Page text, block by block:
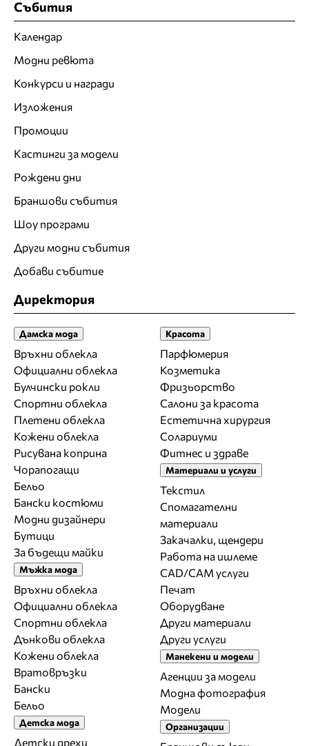
Събития
Календар
Модни ревюта
Конкурси и награди
Изложения
Промоции
Кастинги за модели
Рождени дни
Браншови събития
Шоу програми
Други модни събития
Добави събитие
Директория
Дамска мода
Връхни облекла
Официални облекла
Булчински рокли
Спортни облекла
Плетени облекла
Кожени облекла
Рисувана коприна
Чорапогащи
Бельо
Бански костюми
Модни дизайнери
Бутици
За бъдещи майки
Мъжка мода
Връхни облекла
Официални облекла
Спортни облекла
Дънкови облекла
Кожени облекла
Вратовръзки
Бански
Бельо
Детска мода
Детски дрехи
Красота
Парфюмерия
Козметика
Фризьорство
Салони за красота
Естетична хирургия
Солариуми
Фитнес и здраве
Материали и услуги
Текстил
Спомагателни
материали
Закачалки, щендери
Работа на ишлеме
CAD/CAM услуги
Печат
Оборудване
Други материали
Други услуги
Манекени и модели
Агенции за модели
Модна фотография
Модели
Организации